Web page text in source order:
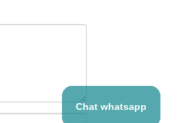
Chat whatsapp